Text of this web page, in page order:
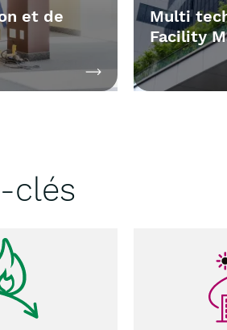
et de
engagez-
de
votre
Découvrir la solution
Multi
Facility
Bénéficiez
technique
clés